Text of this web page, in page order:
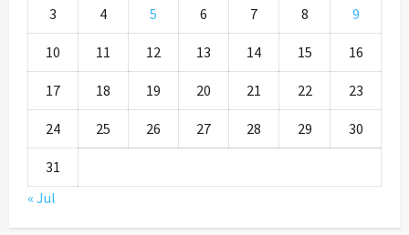
3 4 5 6 7 8 9
10 11 12 13 14 15 16
17 18 19 20 21 22 23
24 25 26 27 28 29 30
31
« Jul